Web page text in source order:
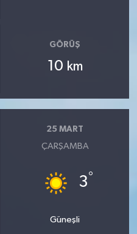
GÖRÜŞ
10 km
25 MART
ÇARŞAMBA
3°
Güneşli